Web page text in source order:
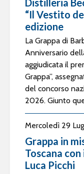
Distilleria
“Il Vestito
edizione
La Grappa di
Anniversario
aggiudicata il
Grappa”,
del concorso
2026. Giunto
Mercoledì 29
Grappa in
Toscana
Luca Picchi